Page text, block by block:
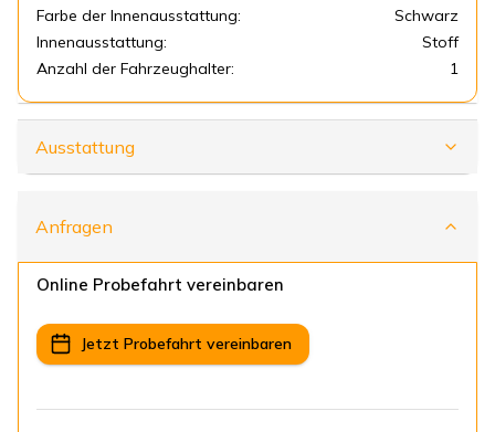
Farbe der Innenausstattung:
Schwarz
Innenausstattung:
Stoff
Anzahl der Fahrzeughalter:
1
Ausstattung
Anfragen
Online Probefahrt vereinbaren
Jetzt Probefahrt vereinbaren